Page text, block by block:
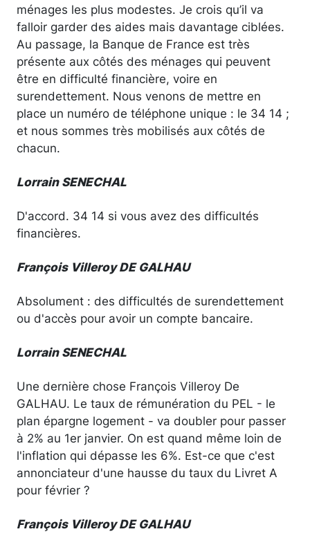
ménages les plus modestes. Je crois qu’il va
falloir garder des aides mais davantage ciblées.
Au passage, la Banque de France est très
présente aux côtés des ménages qui peuvent
être en difficulté financière, voire en
surendettement. Nous venons de mettre en
place un numéro de téléphone unique : le 34 14 ;
et nous sommes très mobilisés aux côtés de
chacun.
Lorrain SENECHAL
D'accord. 34 14 si vous avez des difficultés
financières.
François Villeroy DE GALHAU
Absolument : des difficultés de surendettement
ou d'accès pour avoir un compte bancaire.
Lorrain SENECHAL
Une dernière chose François Villeroy De
GALHAU. Le taux de rémunération du PEL - le
plan épargne logement - va doubler pour passer
à 2% au 1er janvier. On est quand même loin de
l'inflation qui dépasse les 6%. Est-ce que c'est
annonciateur d'une hausse du taux du Livret A
pour février ?
François Villeroy DE GALHAU